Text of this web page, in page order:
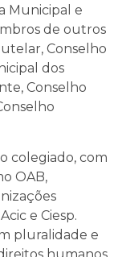
Municipal e
de outros
Conselho
dos
Conselho
colegiado, com
OAB,
e Ciesp.
pluralidade e
humanos